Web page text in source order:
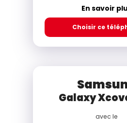
En savoir
Choisir ce
Galaxy
avec le